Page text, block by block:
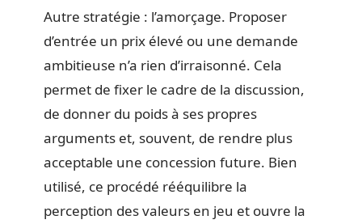
Autre stratégie : l’amorçage. Proposer
d’entrée un prix élevé ou une demande
ambitieuse n’a rien d’irraisonné. Cela
permet de fixer le cadre de la discussion,
de donner du poids à ses propres
arguments et, souvent, de rendre plus
acceptable une concession future. Bien
utilisé, ce procédé rééquilibre la
perception des valeurs en jeu et ouvre la